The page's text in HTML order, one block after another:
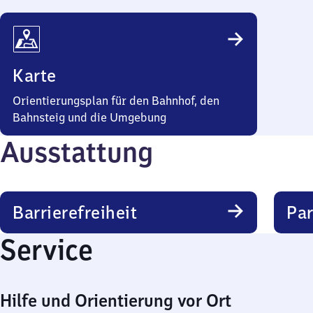
Karte
Orientierungsplan für den Bahnhof, den
Bahnsteig und die Umgebung
Ausstattung
Barrierefreiheit
Service
Hilfe und Orientierung vor Ort